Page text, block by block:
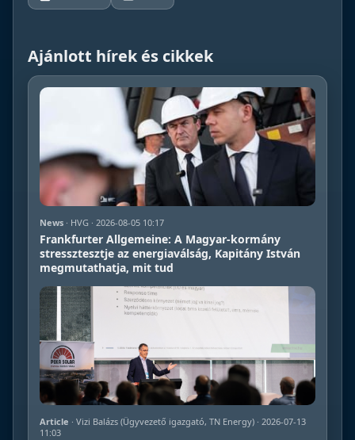
Ajánlott hírek és cikkek
News · HVG · 2026-08-05 10:17
Frankfurter Allgemeine: A Magyar-kormány
stressztesztje az energiaválság, Kapitány István
megmutathatja, mit tud
Article · Vizi Balázs (Ügyvezető igazgató, TN Energy) · 2026-07-13
11:03